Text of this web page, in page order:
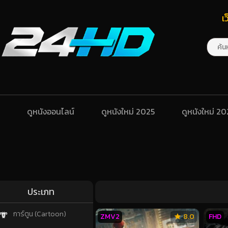
ดูหนังออนไลน์ ดูหนังใหม่ 2025 ดูหนังใหม่
ประเภท
การ์ตูน (Cartoon) 8.0
ZMV2 FHD